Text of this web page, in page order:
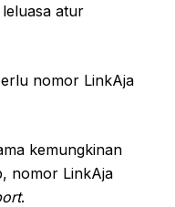
atur
nomor LinkAja
kemungkinan
nomor LinkAja
.